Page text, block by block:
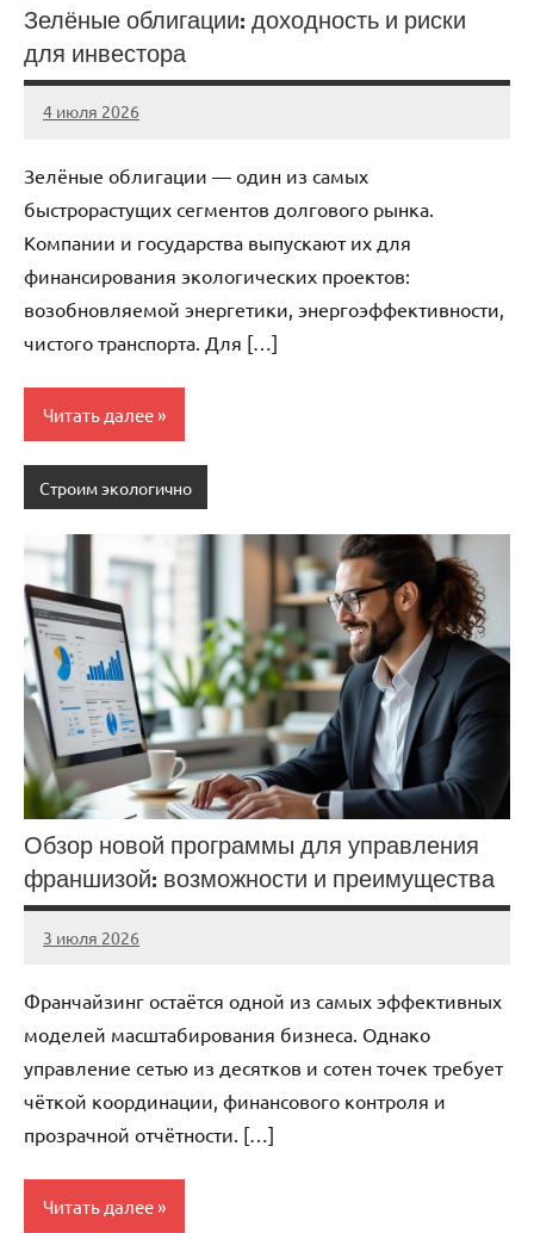
Зелёные облигации: доходность и риски
для инвестора
4 июля 2026
stroicentr_m
Нет
Зелёные облигации — один из самых
быстрорастущих сегментов долгового рынка.
Компании и государства выпускают их для
финансирования экологических проектов:
возобновляемой энергетики, энергоэффективности,
чистого транспорта. Для […]
Читать далее
Строим экологично
Обзор новой программы для управления
франшизой: возможности и преимущества
3 июля 2026
stroicentr_m
Нет
Франчайзинг остаётся одной из самых эффективных
моделей масштабирования бизнеса. Однако
управление сетью из десятков и сотен точек требует
чёткой координации, финансового контроля и
прозрачной отчётности. […]
Читать далее